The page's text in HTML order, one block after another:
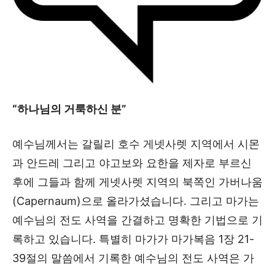
“하나님의 거룩하신 분”
예수님께서는 갈릴리 호수 게넷사렛 지역에서 시몬
과 안드레 그리고 야고보와 요한을 제자로 부르신
후에 그들과 함께 게넷사렛 지역의 북쪽인 가버나움
(Capernaum)으로 올라가셨습니다. 그리고 마가는
예수님의 전도 사역을 간결하고 명확한 기법으로 기
록하고 있습니다. 특별히 마가가 마가복음 1장 21-
39절의 말씀에서 기록한 예수님의 전도 사역은 가